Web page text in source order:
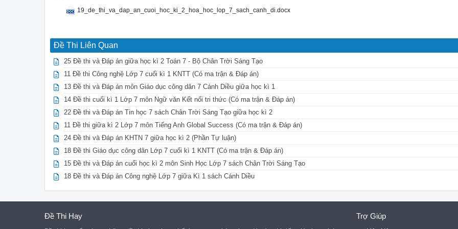
19_de_thi_va_dap_an_cuoi_hoc_ki_2_hoa_hoc_lop_7_sach_canh_di.docx
Đề Thi Liên Quan
25 Đề thi và Đáp án giữa học kì 2 Toán 7 - Bộ Chân Trời Sáng Tạo
11 Đề thi Công nghệ Lớp 7 cuối kì 1 KNTT (Có ma trận & Đáp án)
13 Đề thi và Đáp án môn Giáo dục công dân 7 Cánh Diều giữa học kì 1
14 Đề thi cuối kì 1 Lớp 7 môn Ngữ văn Kết nối tri thức (Có ma trận & Đáp án)
22 Đề thi và Đáp án Tin học 7 sách Chân Trời Sáng Tạo giữa học kì 2
11 Đề thi giữa kì 2 Lớp 7 môn Tiếng Anh Global Success (Có ma trận & Đáp án)
24 Đề thi và Đáp án KHTN 7 giữa học kì 2 (Phần Tự luận)
18 Đề thi Giáo dục công dân Lớp 7 cuối kì 1 KNTT (Có ma trận & Đáp án)
15 Đề thi và Đáp án cuối học kì 2 môn Sinh Học Lớp 7 sách Chân Trời Sáng Tạo
18 Đề thi và Đáp án Công nghệ Lớp 7 giữa Kì 1 sách Cánh Diều
Đề Thi Hay Trợ Giúp